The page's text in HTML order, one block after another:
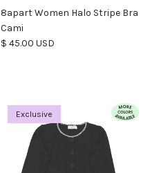
8apart Women Halo Stripe Bra
Cami
Precio normal
$ 45.00 USD
Exclusive